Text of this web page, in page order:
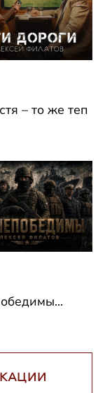
– то же теп